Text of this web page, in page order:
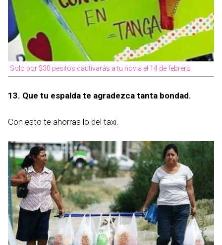
Solo por $30 pesitos cautivarás a tu novia el 14 de febrero.
13. Que tu espalda te agradezca tanta bondad.
Con esto te ahorras lo del taxi.